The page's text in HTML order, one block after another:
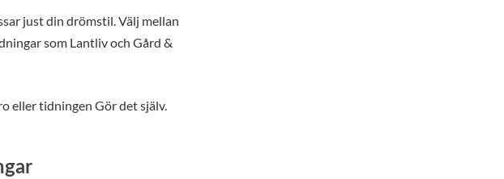
just din drömstil. Välj mellan
som Lantliv och Gård &
eller tidningen Gör det själv.